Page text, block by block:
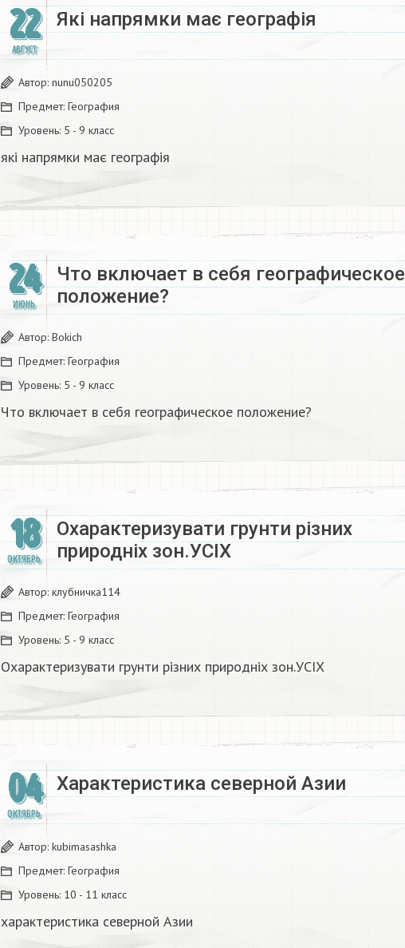
22
АВГУСТ
Які напрямки має географія​
Автор: nunu050205
Предмет: География
Уровень: 5 - 9 класс
які напрямки має географія​
24
ИЮНЬ
Что включает в себя географическое
положение?
Автор: Bokich
Предмет: География
Уровень: 5 - 9 класс
Что включает в себя географическое положение?
18
ОКТЯБРЬ
Охарактеризувати грунти різних
природніх зон.УСІХ
Автор: клубничка114
Предмет: География
Уровень: 5 - 9 класс
Охарактеризувати грунти різних природніх зон.УСІХ
04
ОКТЯБРЬ
Характеристика северной Азии​
Автор: kubimasashka
Предмет: География
Уровень: 10 - 11 класс
характеристика северной Азии​